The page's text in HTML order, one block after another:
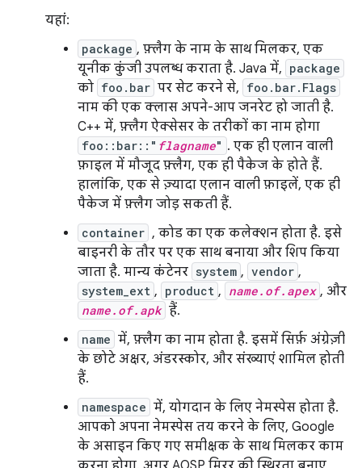
यहां:
package , फ़्लैग के नाम के साथ मिलकर, एक
यूनीक कुंजी उपलब्ध कराता है. Java में, package
को foo.bar पर सेट करने से, foo.bar.Flags
नाम की एक क्लास अपने-आप जनरेट हो जाती है.
C++ में, फ़्लैग ऐक्सेसर के तरीकों का नाम होगा
foo::bar::" flagname" . एक ही एलान वाली
फ़ाइल में मौजूद फ़्लैग, एक ही पैकेज के होते हैं.
हालांकि, एक से ज़्यादा एलान वाली फ़ाइलें, एक ही
पैकेज में फ़्लैग जोड़ सकती हैं.
container , कोड का एक कलेक्शन होता है. इसे
बाइनरी के तौर पर एक साथ बनाया और शिप किया
जाता है. मान्य कंटेनर system , vendor ,
system_ext , product , name.of.apex , और
name.of.apk हैं.
name में, फ़्लैग का नाम होता है. इसमें सिर्फ़ अंग्रेज़ी
के छोटे अक्षर, अंडरस्कोर, और संख्याएं शामिल होती
हैं.
namespace में, योगदान के लिए नेमस्पेस होता है.
आपको अपना नेमस्पेस तय करने के लिए, Google
के असाइन किए गए समीक्षक के साथ मिलकर काम